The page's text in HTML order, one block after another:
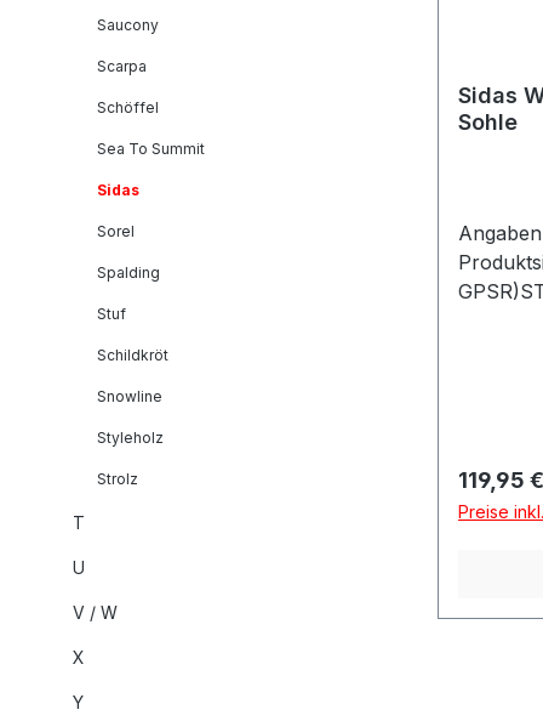
Saucony
Scarpa
Schöffel
Sea To Summit
Sidas
Sorel
Spalding
Stuf
Schildkröt
Snowline
Styleholz
Strolz
T
U
V / W
X
Y
Sidas
Sohle
119,95 €
Preise